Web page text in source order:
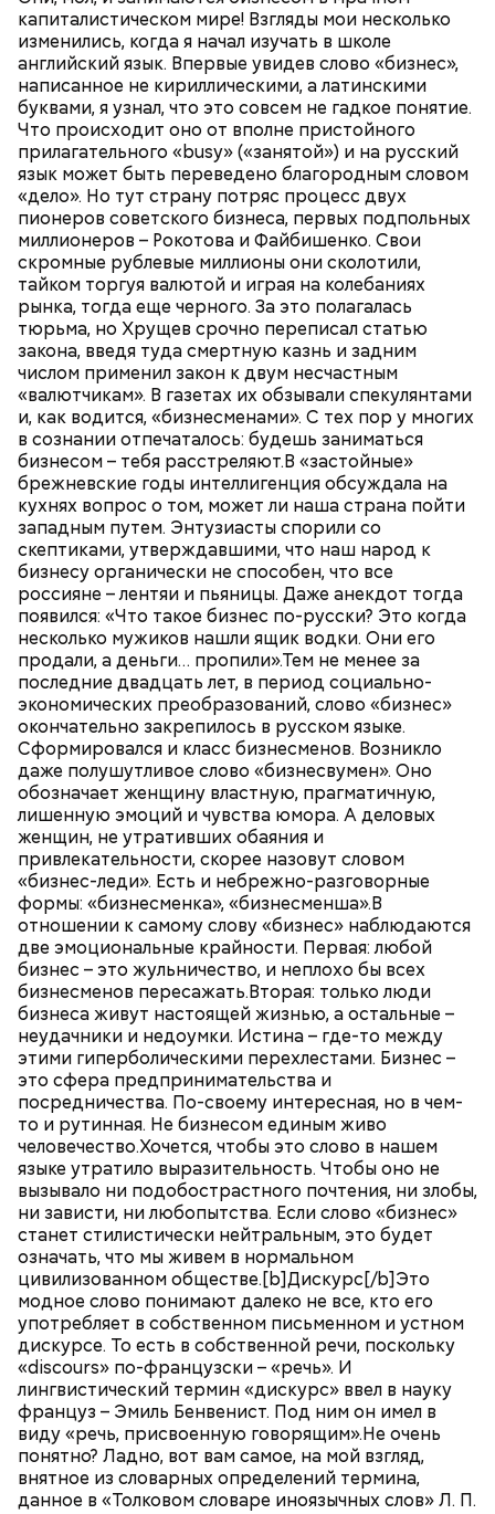
капиталистическом мире! Взгляды мои несколько
изменились, когда я начал изучать в школе
английский язык. Впервые увидев слово «бизнес»,
написанное не кириллическими, а латинскими
буквами, я узнал, что это совсем не гадкое понятие.
Что происходит оно от вполне пристойного
прилагательного «busy» («занятой») и на русский
язык может быть переведено благородным словом
«дело». Но тут страну потряс процесс двух
пионеров советского бизнеса, первых подпольных
миллионеров – Рокотова и Файбишенко. Свои
скромные рублевые миллионы они сколотили,
тайком торгуя валютой и играя на колебаниях
рынка, тогда еще черного. За это полагалась
тюрьма, но Хрущев срочно переписал статью
закона, введя туда смертную казнь и задним
числом применил закон к двум несчастным
«валютчикам». В газетах их обзывали спекулянтами
и, как водится, «бизнесменами». С тех пор у многих
в сознании отпечаталось: будешь заниматься
бизнесом – тебя расстреляют.В «застойные»
брежневские годы интеллигенция обсуждала на
кухнях вопрос о том, может ли наша страна пойти
западным путем. Энтузиасты спорили со
скептиками, утверждавшими, что наш народ к
бизнесу органически не способен, что все
россияне – лентяи и пьяницы. Даже анекдот тогда
появился: «Что такое бизнес по-русски? Это когда
несколько мужиков нашли ящик водки. Они его
продали, а деньги… пропили».Тем не менее за
последние двадцать лет, в период социально-
экономических преобразований, слово «бизнес»
окончательно закрепилось в русском языке.
Сформировался и класс бизнесменов. Возникло
даже полушутливое слово «бизнесвумен». Оно
обозначает женщину властную, прагматичную,
лишенную эмоций и чувства юмора. А деловых
женщин, не утративших обаяния и
привлекательности, скорее назовут словом
«бизнес-леди». Есть и небрежно-разговорные
формы: «бизнесменка», «бизнесменша».В
отношении к самому слову «бизнес» наблюдаются
две эмоциональные крайности. Первая: любой
бизнес – это жульничество, и неплохо бы всех
бизнесменов пересажать.Вторая: только люди
бизнеса живут настоящей жизнью, а остальные –
неудачники и недоумки. Истина – где-то между
этими гиперболическими перехлестами. Бизнес –
это сфера предпринимательства и
посредничества. По-своему интересная, но в чем-
то и рутинная. Не бизнесом единым живо
человечество.Хочется, чтобы это слово в нашем
языке утратило выразительность. Чтобы оно не
вызывало ни подобострастного почтения, ни злобы,
ни зависти, ни любопытства. Если слово «бизнес»
станет стилистически нейтральным, это будет
означать, что мы живем в нормальном
цивилизованном обществе.[b]Дискурс[/b]Это
модное слово понимают далеко не все, кто его
употребляет в собственном письменном и устном
дискурсе. То есть в собственной речи, поскольку
«discours» по-французски – «речь». И
лингвистический термин «дискурс» ввел в науку
француз – Эмиль Бенвенист. Под ним он имел в
виду «речь, присвоенную говорящим».Не очень
понятно? Ладно, вот вам самое, на мой взгляд,
внятное из словарных определений термина,
данное в «Толковом словаре иноязычных слов» Л. П.